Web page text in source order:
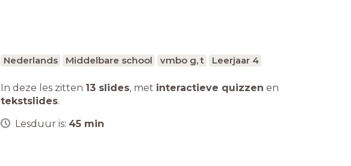
Nederlands Middelbare school vmbo g, t Leerjaar 4
In deze les zitten 13 slides, met interactieve quizzen en
tekstslides.
Lesduur is: 45 min